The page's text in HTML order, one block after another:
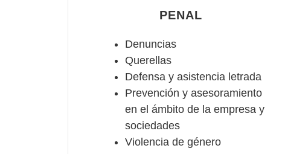
PENAL
Denuncias
Querellas
Defensa y asistencia letrada
Prevención y asesoramiento
en el ámbito de la empresa y
sociedades
Violencia de género